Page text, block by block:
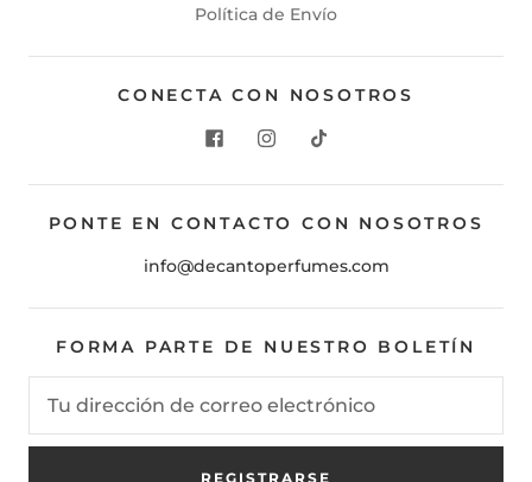
Política de Envío
CONECTA CON NOSOTROS
PONTE EN CONTACTO CON NOSOTROS
info@decantoperfumes.com
FORMA PARTE DE NUESTRO BOLETÍN
REGISTRARSE